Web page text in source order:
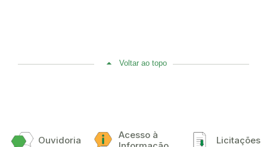
Voltar ao topo
Ouvidoria
Acesso à
Licitações